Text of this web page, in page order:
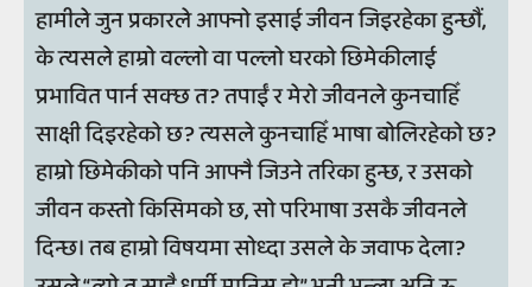
हामीले जुन प्रकारले आफ्नो इसाई जीवन जिइरहेका हुन्छौं,
के त्यसले हाम्रो वल्लो वा पल्लो घरको छिमेकीलाई
प्रभावित पार्न सक्छ त? तपाईं र मेरो जीवनले कुनचाहिँ
साक्षी दिइरहेको छ? त्यसले कुनचाहिँ भाषा बोलिरहेको छ?
हाम्रो छिमेकीको पनि आफ्नै जिउने तरिका हुन्छ, र उसको
जीवन कस्तो किसिमको छ, सो परिभाषा उसकै जीवनले
दिन्छ। तब हाम्रो विषयमा सोध्दा उसले के जवाफ देला?